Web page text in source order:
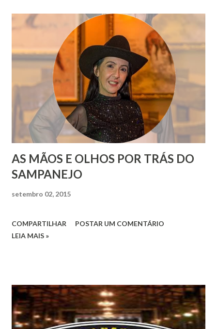
AS MÃOS E OLHOS POR TRÁS DO
SAMPANEJO
setembro 02, 2015
COMPARTILHAR
POSTAR UM COMENTÁRIO
LEIA MAIS »